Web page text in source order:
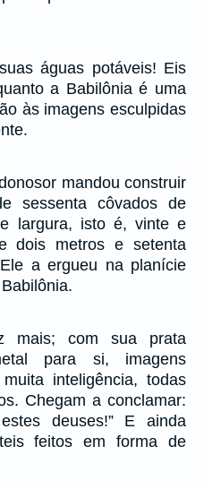
águas potáveis! Eis
a Babilônia é uma
às imagens esculpidas
mandou construir
sessenta côvados de
largura, isto é, vinte e
dois metros e setenta
a ergueu na planície
mais; com sua prata
para si, imagens
inteligência, todas
Chegam a conclamar:
deuses!” E ainda
feitos em forma de